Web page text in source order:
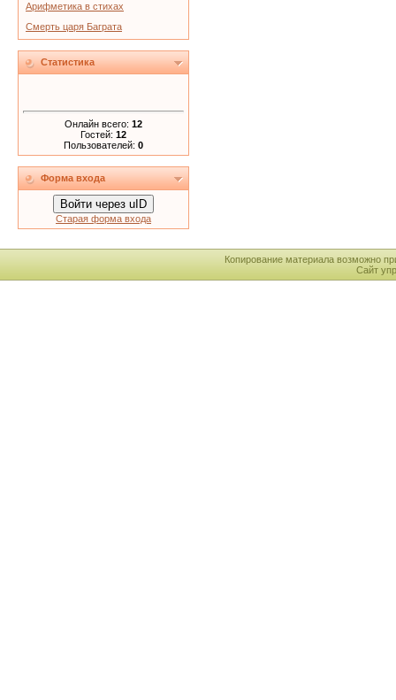
Арифметика в стихах
Смерть царя Баграта
Статистика
Онлайн всего: 12
Гостей: 12
Пользователей: 0
Форма входа
Войти через uID
Старая форма входа
Копирование материала возможно
Сайт